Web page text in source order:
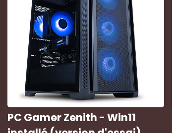
PC Gamer Zenith - Win11